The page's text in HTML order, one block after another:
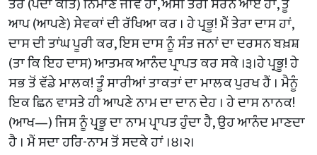
ਆਪ (ਆਪਣੇ) ਸੇਵਕਾਂ ਦੀ ਰੱਖਿਆ ਕਰ । ਹੇ ਪ੍ਰਭੂ! ਮੈਂ ਤੇਰਾ ਦਾਸ ਹਾਂ,
ਦਾਸ ਦੀ ਤਾਂਘ ਪੂਰੀ ਕਰ, ਇਸ ਦਾਸ ਨੂੰ ਸੰਤ ਜਨਾਂ ਦਾ ਦਰਸਨ ਬਖ਼ਸ਼
(ਤਾ ਕਿ ਇਹ ਦਾਸ) ਆਤਮਕ ਆਨੰਦ ਪ੍ਰਾਪਤ ਕਰ ਸਕੇ ।੩।ਹੇ ਪ੍ਰਭੂ! ਹੇ
ਸਭ ਤੋਂ ਵੱਡੇ ਮਾਲਕ! ਤੂੰ ਸਾਰੀਆਂ ਤਾਕਤਾਂ ਦਾ ਮਾਲਕ ਪੁਰਖ ਹੈਂ । ਮੈਨੂੰ
ਇਕ ਛਿਨ ਵਾਸਤੇ ਹੀ ਆਪਣੇ ਨਾਮ ਦਾ ਦਾਨ ਦੇਹ । ਹੇ ਦਾਸ ਨਾਨਕ!
(ਆਖ—) ਜਿਸ ਨੂੰ ਪ੍ਰਭੂ ਦਾ ਨਾਮ ਪ੍ਰਾਪਤ ਹੁੰਦਾ ਹੈ, ਉਹ ਆਨੰਦ ਮਾਣਦਾ
ਹੈ । ਮੈਂ ਸਦਾ ਹਰਿ-ਨਾਮ ਤੋਂ ਸਦਕੇ ਹਾਂ ।੪।੨।